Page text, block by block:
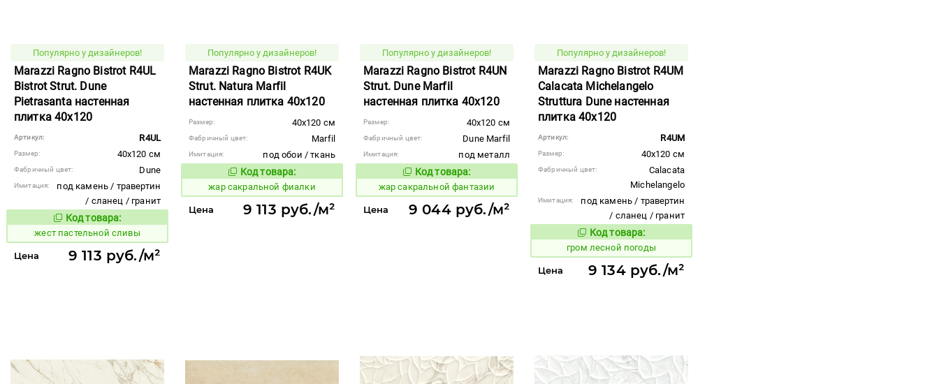
Популярно у дизайнеров!
Marazzi Ragno Bistrot R4UL
Bistrot Strut. Dune
Pietrasanta настенная
плитка 40x120
Артикул: R4UL
Размер: 40x120 см
Фабричный цвет: Dune
Имитация:
под камень / травертин
/ сланец / гранит
Код товара:
383636 Код товара:
жест пастельной сливы
Цена 9 113 руб./м²
Популярно у дизайнеров!
Marazzi Ragno Bistrot R4UK
Strut. Natura Marfil
настенная плитка 40x120
Размер: 40x120 см
Фабричный цвет: Marfil
Имитация:
под обои / ткань
Код товара:
369489 Код товара:
жар сакральной фиалки
Цена 9 113 руб./м²
Популярно у дизайнеров!
Marazzi Ragno Bistrot R4UN
Strut. Dune Marfil
настенная плитка 40x120
Размер: 40x120 см
Фабричный цвет: Dune Marfil
Имитация:
под металл
Код товара:
369487 Код товара:
жар сакральной фантазии
Цена 9 044 руб./м²
Популярно у дизайнеров!
Marazzi Ragno Bistrot R4UM
Calacata Michelangelo
Struttura Dune настенная
плитка 40x120
Артикул: R4UM
Размер: 40x120 см
Фабричный цвет:
Calacata
Michelangelo
Имитация:
под камень / травертин
/ сланец / гранит
Код товара:
349571 Код товара:
гром лесной погоды
Цена 9 134 руб./м²